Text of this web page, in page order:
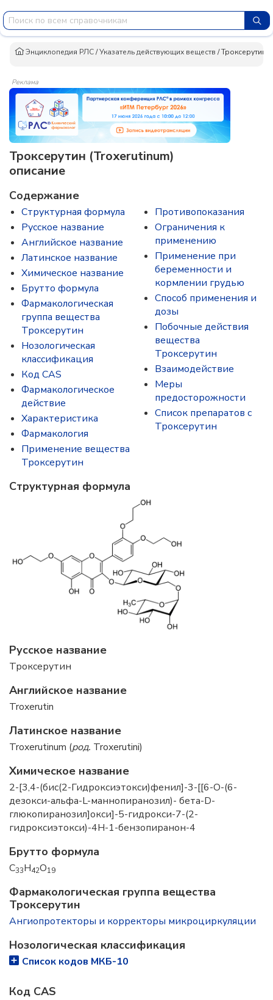
Энциклопедия РЛС/Указатель действующих веществ /Троксерутин
Реклама
Троксерутин (Troxerutinum)
описание
Содержание
Структурная формула
Русское название
Английское название
Латинское название
Химическое название
Брутто формула
Фармакологическая
группа вещества
Троксерутин
Нозологическая
классификация
Код CAS
Фармакологическое
действие
Характеристика
Фармакология
Применение вещества
Троксерутин
Противопоказания
Ограничения к
применению
Применение при
беременности и
кормлении грудью
Способ применения и
дозы
Побочные действия
вещества
Троксерутин
Взаимодействие
Меры
предосторожности
Список препаратов с
Троксерутин
Структурная формула
Русское название
Троксерутин
Английское название
Troxerutin
Латинское название
Troxerutinum (род. Troxerutini)
Химическое название
2-[3,4-(бис(2-Гидроксиэтокси)фенил]-3-[[6-O-(6-
дезокси-альфа-L-маннопиранозил)- бета-D-
глюкопиранозил]окси]-5-гидрокси-7-(2-
гидроксиэтокси)-4Н-1-бензопиранон-4
Брутто формула
C33H42O19
Фармакологическая группа вещества
Троксерутин
Ангиопротекторы и корректоры микроциркуляции
Нозологическая классификация
Список кодов МКБ-10
Код CAS